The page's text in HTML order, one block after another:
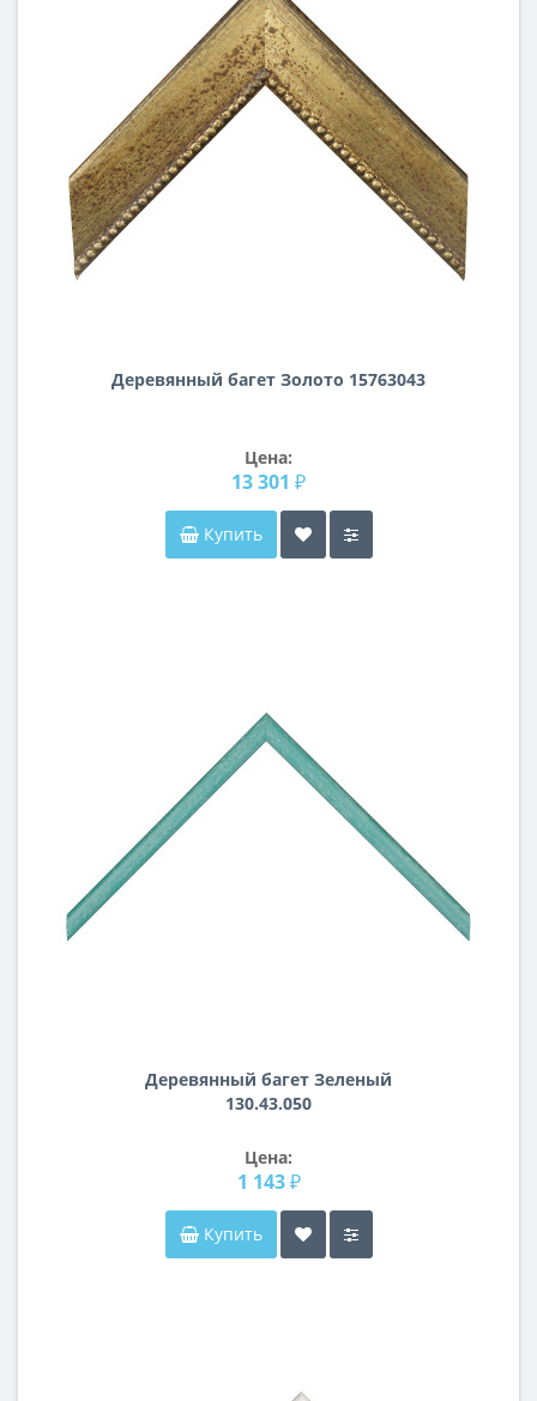
Деревянный багет Золото 15763043
Цена:
13 301 ₽
Купить
Деревянный багет Зеленый
130.43.050
Цена:
1 143 ₽
Купить